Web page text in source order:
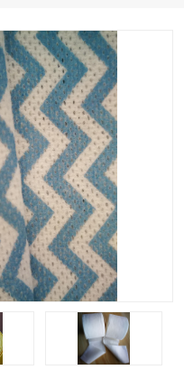
湿巾
印花压花复合布
地拖布
清洁抹布